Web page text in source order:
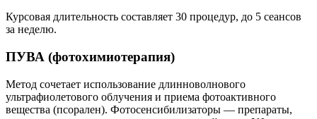
Курсовая длительность составляет 30 процедур, до 5 сеансов
за неделю.
ПУВА (фотохимиотерапия)
Метод сочетает использование длинноволнового
ультрафиолетового облучения и приема фотоактивного
вещества (псорален). Фотосенсибилизаторы — препараты,